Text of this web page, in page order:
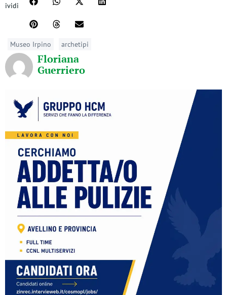
ividi
Museo Irpino archetipi
Floriana
Guerriero